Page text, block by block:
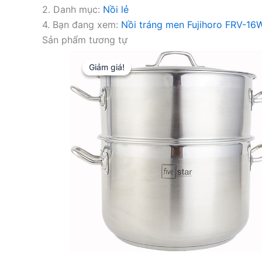
2. Danh mục: Nồi lẻ
4. Bạn đang xem: Nồi tráng men Fujihoro FRV-
Sản phẩm tương tự
Giảm giá!
Giảm giá!